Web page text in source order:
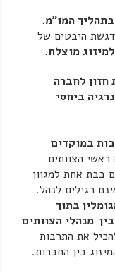
היבטים של
מוצלח.
חזון לחברה
ביחסי
במוקדים
ראשי הצוותים
בבת אחת למגוון
רגילים לנהל.
בתוך
מנהלי הצוותים
את התרבות
בין החברות.